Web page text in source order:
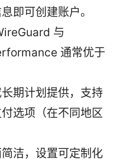
即可创建账户。
与
通常优于
期计划提供，支持
选项（在不同地区
洁，设置可定制化